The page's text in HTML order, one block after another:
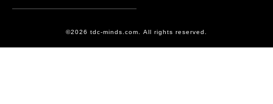
©2026 tdc-minds.com. All rights reserved.